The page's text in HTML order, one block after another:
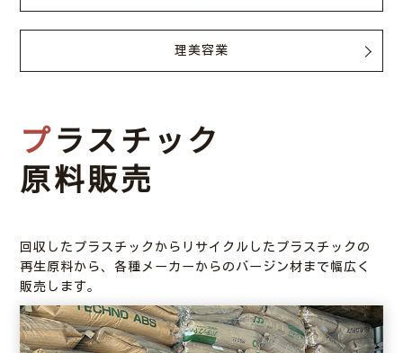
理美容業
プラスチック
原料販売
回収したプラスチックからリサイクルしたプラスチックの
再生原料から、各種メーカーからのバージン材まで幅広く
販売します。